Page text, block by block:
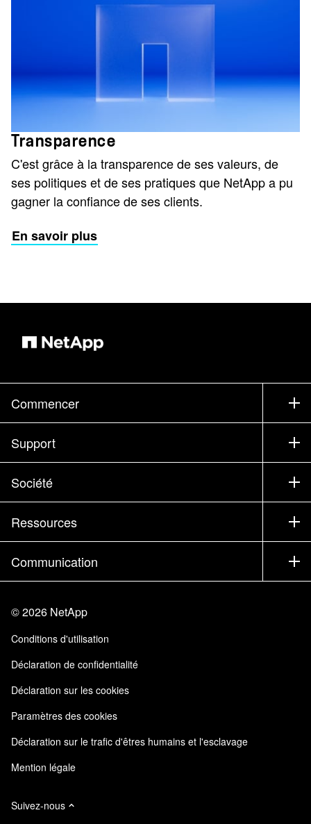
Transparence
C'est grâce à la transparence de ses valeurs, de
ses politiques et de ses pratiques que NetApp a pu
gagner la confiance de ses clients.
En savoir plus
Commencer
Comment acheter
Service commercial
Trouver un partenaire
Executive Briefing
Produits A-Z
Support
Support
Formation
Documentation
Communauté
Apprendre
Société
Société
Partenaires
Emplois
Trust Center
Responsabilité & durabilité
Certifications de la qualité
NetApp Instaclustr
Ressources
Newsroom
Événements
Blog
Expérience client
Témoignages clients
Communication
Commentaires sur le site
Accessibilité
Mes abonnements
©2026 NetApp
Conditions d'utilisation
Déclaration de confidentialité
Déclaration sur les cookies
Paramètres des cookies
Déclaration sur le trafic d'êtres humains et l'esclavage
Mention légale
Suivez-nous